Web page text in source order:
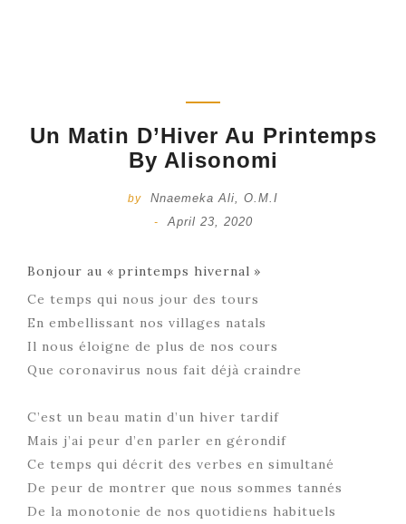
Un Matin D’Hiver Au Printemps
By Alisonomi
by Nnaemeka Ali, O.M.I
- April 23, 2020
Bonjour au « printemps hivernal »
Ce temps qui nous jour des tours
En embellissant nos villages natals
Il nous éloigne de plus de nos cours
Que coronavirus nous fait déjà craindre
C’est un beau matin d’un hiver tardif
Mais j’ai peur d’en parler en gérondif
Ce temps qui décrit des verbes en simultané
De peur de montrer que nous sommes tannés
De la monotonie de nos quotidiens habituels